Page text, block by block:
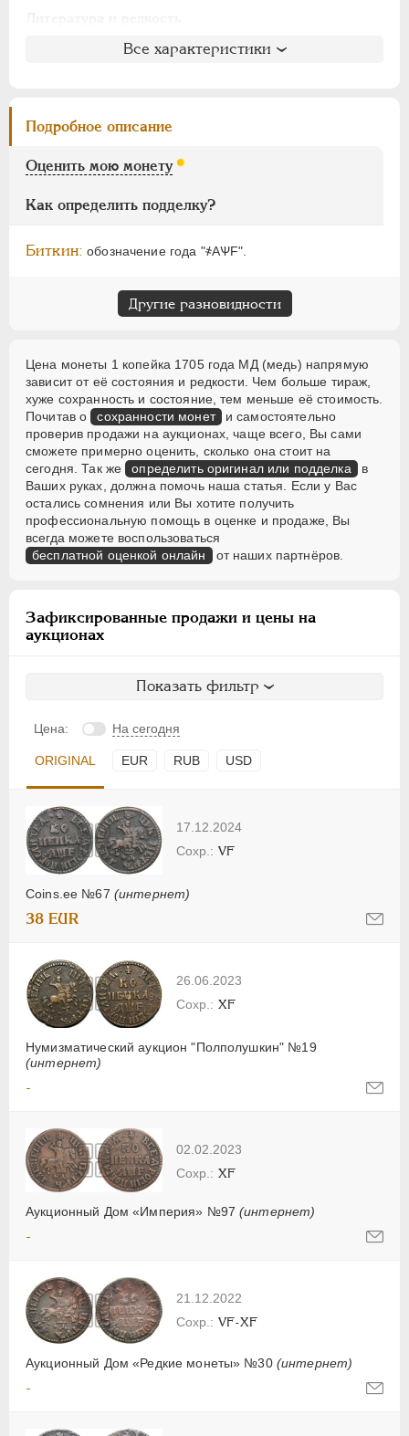
Дьяков: 104-79
ГМ: 23.35
Брекке
Все характеристики
Подробное описание
Оценить мою монету
Как определить подделку?
Биткин: обозначение года "҂АѰF".
Другие разновидности
Цена монеты 1 копейка 1705 года МД (медь) напрямую
зависит от её состояния и редкости. Чем больше тираж,
хуже сохранность и состояние, тем меньше её стоимость.
Почитав о сохранности монет и самостоятельно
проверив продажи на аукционах, чаще всего, Вы сами
сможете примерно оценить, сколько она стоит на
сегодня. Так же определить оригинал или подделка в
Ваших руках, должна помочь наша статья. Если у Вас
остались сомнения или Вы хотите получить
профессиональную помощь в оценке и продаже, Вы
всегда можете воспользоваться
бесплатной оценкой онлайн от наших партнёров.
Зафиксированные продажи и цены на
аукционах
Показать фильтр
Цена: На сегодня
ORIGINAL EUR RUB USD
17.12.2024
Coins.ee №67 (интернет)
VF
38 EUR
26.06.2023
Нумизматический аукцион "Полполушкин" №19
(интернет)
XF
-
02.02.2023
Аукционный Дом «Империя» №97(интернет)
XF
-
21.12.2022
Аукционный Дом «Редкие монеты» №30 (интернет)
VF-XF
-
1855-1881
ВРЕМЕННОЕ ПРАВ. 1917-1918